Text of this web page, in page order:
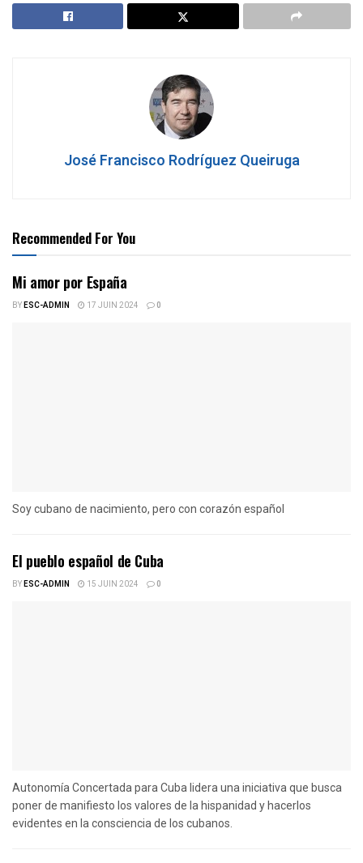
José Francisco Rodríguez Queiruga
Recommended For You
Mi amor por España
BYESC-ADMIN 17 JUIN 2024 0
Soy cubano de nacimiento, pero con corazón español
El pueblo español de Cuba
BYESC-ADMIN 15 JUIN 2024 0
Autonomía Concertada para Cuba lidera una iniciativa que busca
poner de manifiesto los valores de la hispanidad y hacerlos
evidentes en la consciencia de los cubanos.